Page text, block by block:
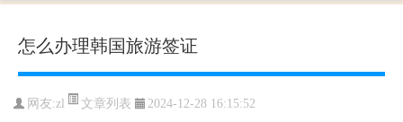
怎么办理韩国旅游签证
网友:zl 文章列表 2024-12-28 16:15:52